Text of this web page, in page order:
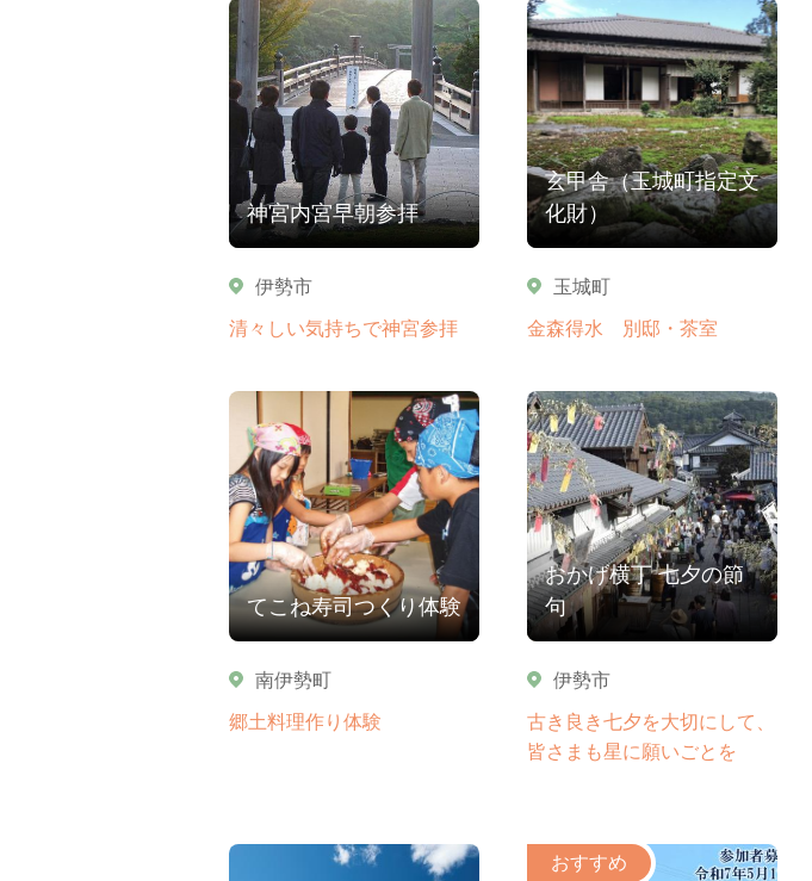
神宮内宮早朝参拝
伊勢市
清々しい気持ちで神宮参拝
玄甲舎（玉城町指定文
化財）
玉城町
金森得水 別邸・茶室
てこね寿司つくり体験
南伊勢町
郷土料理作り体験
おかげ横丁 七夕の節
句
伊勢市
古き良き七夕を大切にして、
皆さまも星に願いごとを